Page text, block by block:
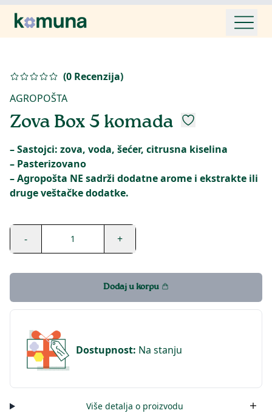
(0 Recenzija)
AGROPOŠTA
Zova Box 5 komada
– Sastojci: zova, voda, šećer, citrusna kiselina
– Pasterizovano
– Agropošta NE sadrži dodatne arome i ekstrakte ili
druge veštačke dodatke.
- 1 +
Dodaj u korpu
Dostupnost: Na stanju
Više detalja o proizvodu